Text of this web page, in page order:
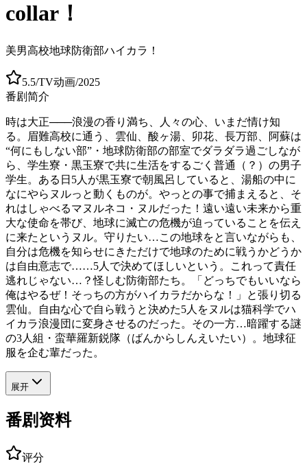
collar！
美男高校地球防衛部ハイカラ！
5.5/TV动画/2025
番剧简介
時は大正───浪漫の香り満ち、人々の心、いまだ情け知
る。眉難高校に通う、雲仙、酸ヶ湯、卯花、長万部、阿蘇は
“何にもしない部”・地球防衛部の部室でダラダラ過ごしなが
ら、学生寮・黒玉寮で共に生活をするごく普通（？）の男子
学生。ある日5人が黒玉寮で朝風呂していると、湯船の中に
なにやらヌルっと動くものが。やっとの事で捕まえると、そ
れはしゃべるマヌルネコ・ヌルだった！遠い遠い未来から重
大な使命を帯び、地球に滅亡の危機が迫っていることを伝え
に来たというヌル。守りたい…この地球をと言いながらも、
自分は危機を知らせにきただけで地球のために戦うかどうか
は自由意志で……5人で決めてほしいという。これって責任
逃れじゃない…？怪しむ防衛部たち。「どっちでもいいなら
俺はやるぜ！そっちの方がハイカラだからな！」と張り切る
雲仙。自由な心で自ら戦うと決めた5人をヌルは猫科学でハ
イカラ浪漫団に変身させるのだった。その一方…暗躍する謎
の3人組・蛮華羅新鋭隊（ばんからしんえいたい）。地球征
服を企む輩だった。
展开
番剧资料
评分